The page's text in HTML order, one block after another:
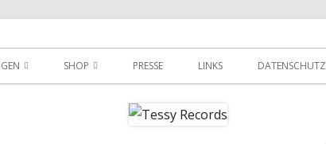
SHOP PRESSE LINKS DATENSCHUTZ